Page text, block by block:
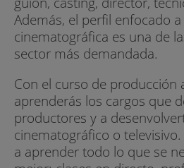
Además, el perfil enfocado
cinematográfica es una de
sector más demandada.
Con el curso de producción
aprenderás los cargos que
productores y a
cinematográfico o
a aprender todo lo que se